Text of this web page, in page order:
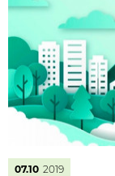
07.10 2019